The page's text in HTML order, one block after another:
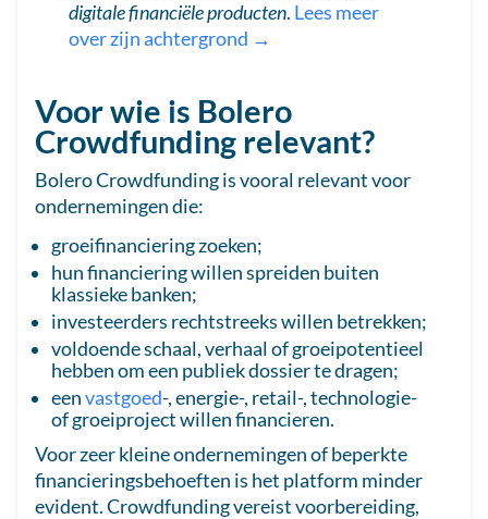
digitale financiële producten. Lees meer
over zijn achtergrond →
Voor wie is Bolero
Crowdfunding relevant?
Bolero Crowdfunding is vooral relevant voor
ondernemingen die:
groeifinanciering zoeken;
hun financiering willen spreiden buiten
klassieke banken;
investeerders rechtstreeks willen betrekken;
voldoende schaal, verhaal of groeipotentieel
hebben om een publiek dossier te dragen;
eenvastgoed-, energie-, retail-, technologie-
of groeiproject willen financieren.
Voor zeer kleine ondernemingen of beperkte
financieringsbehoeften is het platform minder
evident. Crowdfunding vereist voorbereiding,